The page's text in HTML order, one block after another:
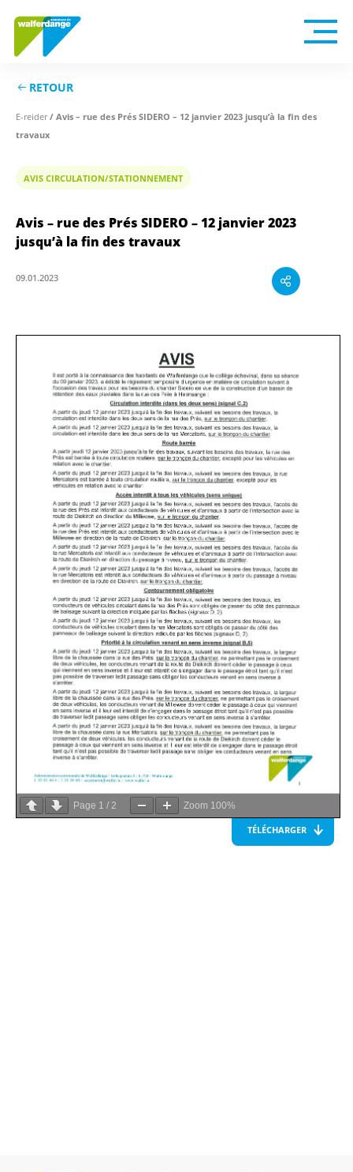
RETOUR
E-reider/ Avis – rue des Prés SIDERO – 12 janvier 2023 jusqu’à la fin des
travaux
AVIS CIRCULATION/STATIONNEMENT
Avis – rue des Prés SIDERO – 12 janvier 2023
jusqu’à la fin des travaux
09.01.2023
Page 1 / 2 Zoom 100%
TÉLÉCHARGER